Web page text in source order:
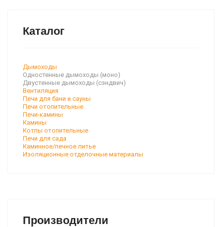
Каталог
Дымоходы
Одностенные дымоходы (моно)
Двустенные дымоходы (сэндвич)
Вентиляция
Печи для бани и сауны
Печи отопительные
Печи-камины
Камины
Котлы отопительные
Печи для сада
Каминное/печное литье
Изоляционные отделочные материалы
Производители